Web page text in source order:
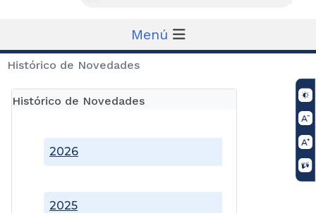
Menú
Histórico de Novedades
Histórico de Novedades
2025
2026